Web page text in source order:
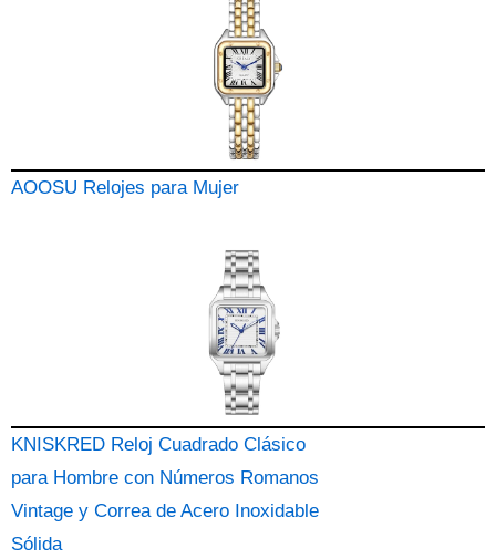
AOOSU Relojes para Mujer
KNISKRED Reloj Cuadrado Clásico
para Hombre con Números Romanos
Vintage y Correa de Acero Inoxidable
Sólida